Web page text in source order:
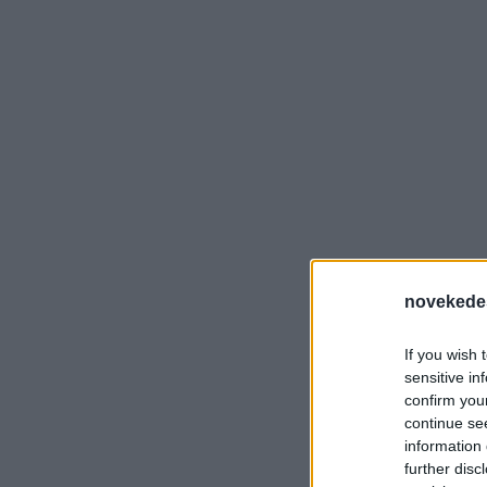
If you wish
sensitive
confirm
continue
information
further